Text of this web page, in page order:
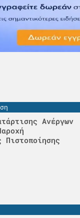
Ανέργων
Πιστοποίησης